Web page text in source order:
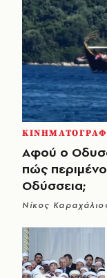
Αφού ο
πώς
Οδύσσεια;
Νίκος